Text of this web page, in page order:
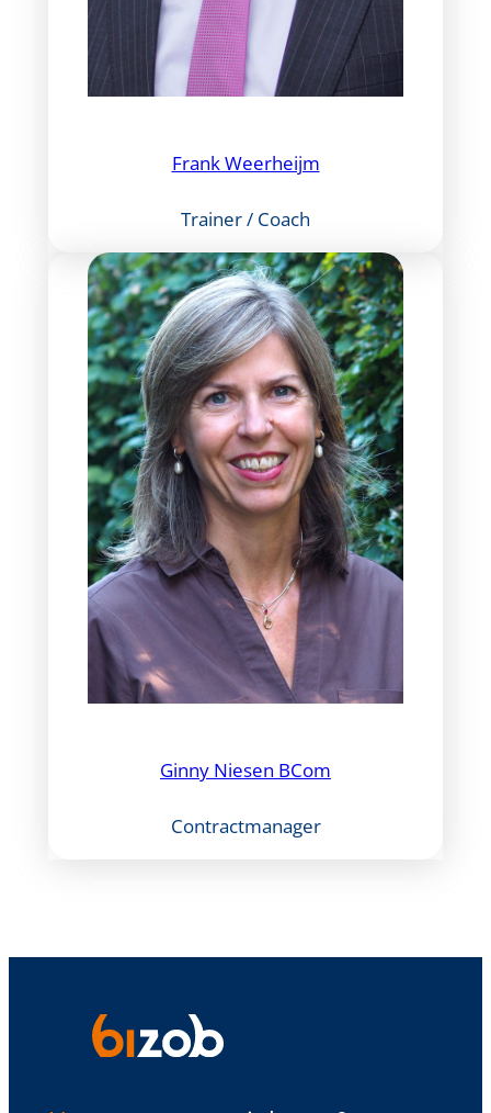
Frank Weerheijm
Trainer / Coach
Ginny Niesen BCom
Contractmanager